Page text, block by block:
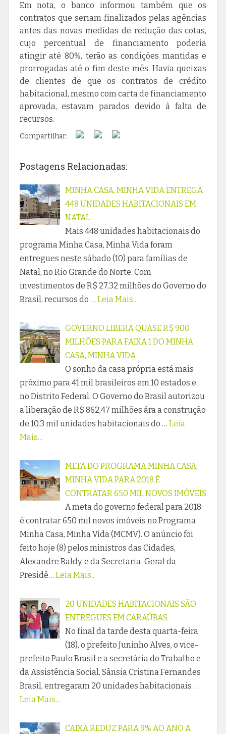
Em nota, o banco informou também que os
contratos que seriam finalizados pelas agências
antes das novas medidas de redução das cotas,
cujo percentual de financiamento poderia
atingir até 80%, terão as condições mantidas e
prorrogadas até o fim deste mês. Havia queixas
de clientes de que os contratos de crédito
habitacional, mesmo com carta de financiamento
aprovada, estavam parados devido à falta de
recursos.
Compartilhar:
Postagens Relacionadas:
MINHA CASA, MINHA VIDA ENTREGA
448 UNIDADES HABITACIONAIS EM
NATAL
Mais 448 unidades habitacionais do
programa Minha Casa, Minha Vida foram
entregues neste sábado (10) para famílias de
Natal, no Rio Grande do Norte. Com
investimentos de R$ 27,32 milhões do Governo do
Brasil, recursos do … Leia Mais...
GOVERNO LIBERA QUASE R$ 900
MILHÕES PARA FAIXA 1 DO MINHA
CASA, MINHA VIDA
O sonho da casa própria está mais
próximo para 41 mil brasileiros em 10 estados e
no Distrito Federal. O Governo do Brasil autorizou
a liberação de R$ 862,47 milhões ára a construção
de 10,3 mil unidades habitacionais do … Leia
Mais...
META DO PROGRAMA MINHA CASA,
MINHA VIDA PARA 2018 É
CONTRATAR 650 MIL NOVOS IMÓVEIS
A meta do governo federal para 2018
é contratar 650 mil novos imóveis no Programa
Minha Casa, Minha Vida (MCMV). O anúncio foi
feito hoje (8) pelos ministros das Cidades,
Alexandre Baldy, e da Secretaria-Geral da
Presidê… Leia Mais...
20 UNIDADES HABITACIONAIS SÃO
ENTREGUES EM CARAÚBAS
No final da tarde desta quarta-feira
(18), o prefeito Juninho Alves, o vice-
prefeito Paulo Brasil e a secretária do Trabalho e
da Assistência Social, Sânsia Cristina Fernandes
Brasil, entregaram 20 unidades habitacionais …
Leia Mais...
CAIXA REDUZ PARA 9% AO ANO A